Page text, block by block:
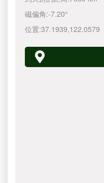
磁偏角:-7.20°
位置:37.1939,122.0580